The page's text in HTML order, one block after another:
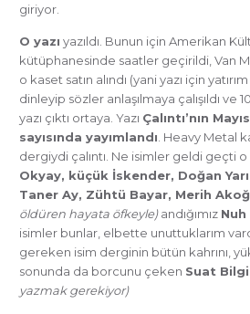
giriyor.
O yazı yazıldı. Bunun için Amerikan
kütüphanesinde saatler geçirildi, Van
o kaset satın alındı (yani yazı için
dinleyip sözler anlaşılmaya çalışıldı ve
yazı çıktı ortaya. Yazı Çalıntı’nın
sayısında yayımlandı . Heavy Metal
dergiydi çalıntı. Ne isimler geldi geçti
Okyay, küçük İskender, Doğan
Taner Ay, Zühtü Bayar, Merih
öldüren hayata öfkeyle)andığımız
isimler bunlar, elbette unuttuklarım
gereken isim derginin bütün kahrını,
sonunda da borcunu çeken Suat Bilgi
yazmak gerekiyor)